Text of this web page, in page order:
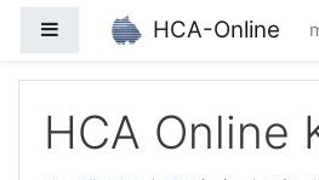
Tovább a fő tartalomhoz
Oldalpanel HCA-Online
HCA Online